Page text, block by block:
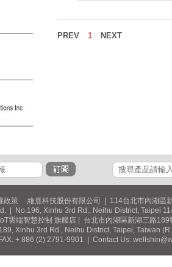
PREV 1 NEXT
政策 維熹科技股份有限公司 | 114台北市內湖區
| No.196, Xinhu 3rd Rd., Neihu District, Taipei
雲端智慧控制 旗艦店 | 台北市內湖區新湖三路
Xinhu 3rd Rd., Neihu District, Taipei, Taiwan
+ 886 (2) 2791-9901 | Contact Us: